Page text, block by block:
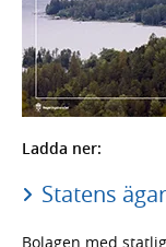
Ladda ner:
Statens
Bolagen med